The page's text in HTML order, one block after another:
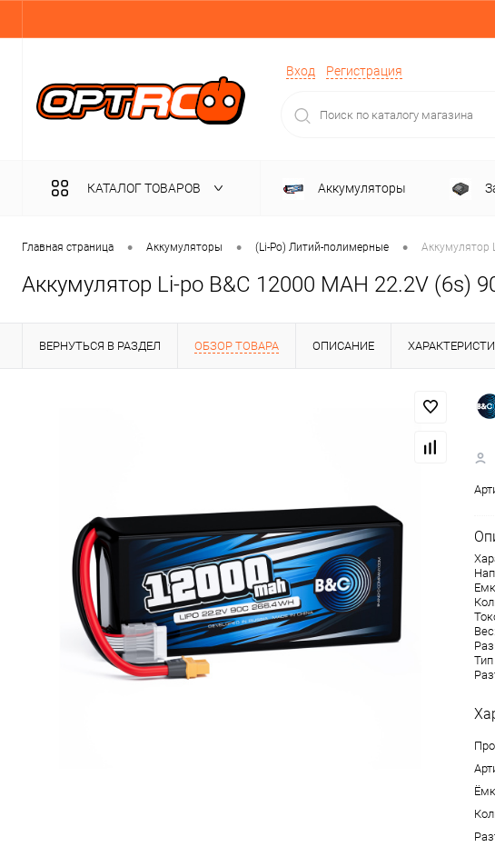
Вход Регистрация
КАТАЛОГ ТОВАРОВ Аккумуляторы
Разъёмы, переходники,
Главная страница • Аккумуляторы • (Li-Po) Литий-полимерные • Аккумулятор
Аккумулятор Li-po B&C 12000 MAH 22.2V (6s)
ВЕРНУТЬСЯ В РАЗДЕЛ ОБЗОР ТОВАРА ОПИСАНИЕ